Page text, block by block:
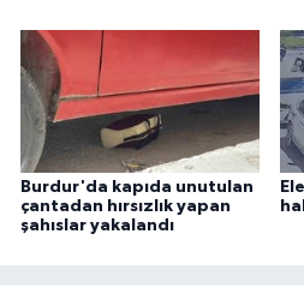
Burdur'da kapıda unutulan
çantadan hırsızlık yapan
şahıslar yakalandı